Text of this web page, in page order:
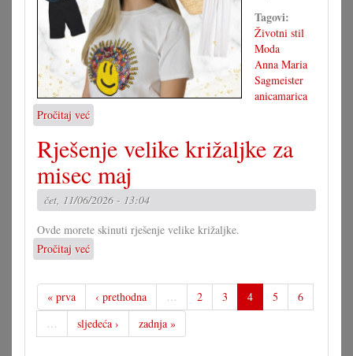
Tagovi:
Životni stil
Moda
Anna Maria
Sagmeister
anicamarica
Pročitaj već
Majica
s
motivom,
brojne
mogućnosti
Rješenje velike križaljke za
misec maj
čet, 11/06/2026 - 13:04
Ovde morete skinuti rješenje velike križaljke.
Pročitaj već
Rješenje
velike
križaljke
za
misec
« prva ‹ prethodna … 2 3 4 5
6
…
sljedeća › zadnja »